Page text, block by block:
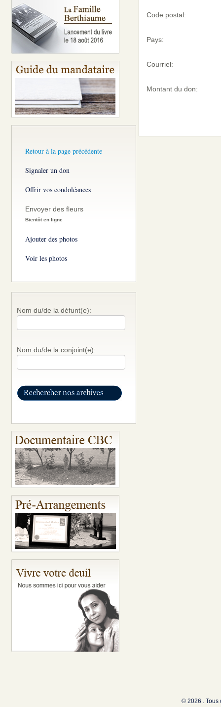
Retour à la page précédente
Signaler un don
Offrir vos condoléances
Envoyer des fleurs
Bientôt en ligne
Ajouter des photos
Voir les photos
Nom du/de la défunt(e):
Nom du/de la conjoint(e):
Code postal:
Pays:
Courriel:
Montant du don:
© 2026 . Tous